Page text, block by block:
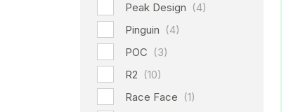
Peak Design (4)
Pinguin (4)
POC (3)
R2 (10)
Race Face (1)